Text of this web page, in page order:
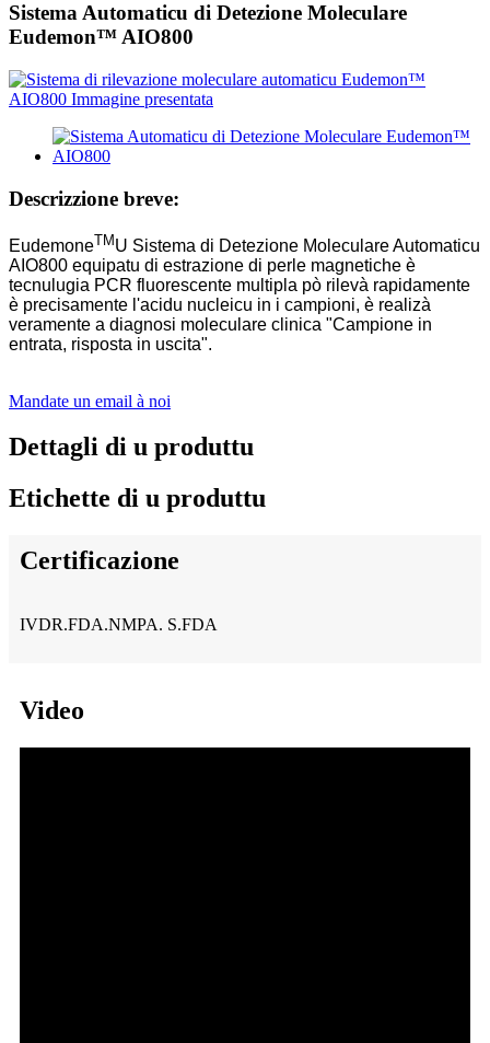
Sistema Automaticu di Detezione Moleculare
Eudemon™ AIO800
Descrizzione breve:
EudemoneTMU Sistema di Detezione Moleculare Automaticu
AIO800 equipatu di estrazione di perle magnetiche è
tecnulugia PCR fluorescente multipla pò rilevà rapidamente
è precisamente l'acidu nucleicu in i campioni, è realizà
veramente a diagnosi moleculare clinica "Campione in
entrata, risposta in uscita".
Mandate un email à noi
Dettagli di u produttu
Etichette di u produttu
Certificazione
IVDR.FDA.NMPA. S.FDA
Video